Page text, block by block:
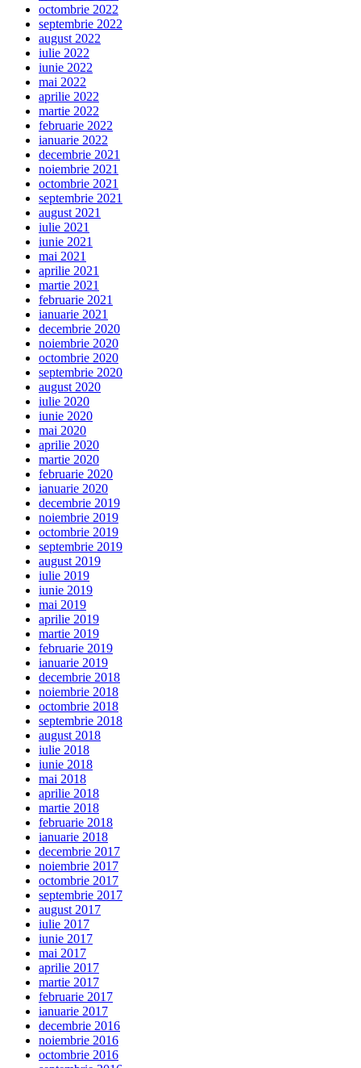
octombrie 2022
septembrie 2022
august 2022
iulie 2022
iunie 2022
mai 2022
aprilie 2022
martie 2022
februarie 2022
ianuarie 2022
decembrie 2021
noiembrie 2021
octombrie 2021
septembrie 2021
august 2021
iulie 2021
iunie 2021
mai 2021
aprilie 2021
martie 2021
februarie 2021
ianuarie 2021
decembrie 2020
noiembrie 2020
octombrie 2020
septembrie 2020
august 2020
iulie 2020
iunie 2020
mai 2020
aprilie 2020
martie 2020
februarie 2020
ianuarie 2020
decembrie 2019
noiembrie 2019
octombrie 2019
septembrie 2019
august 2019
iulie 2019
iunie 2019
mai 2019
aprilie 2019
martie 2019
februarie 2019
ianuarie 2019
decembrie 2018
noiembrie 2018
octombrie 2018
septembrie 2018
august 2018
iulie 2018
iunie 2018
mai 2018
aprilie 2018
martie 2018
februarie 2018
ianuarie 2018
decembrie 2017
noiembrie 2017
octombrie 2017
septembrie 2017
august 2017
iulie 2017
iunie 2017
mai 2017
aprilie 2017
martie 2017
februarie 2017
ianuarie 2017
decembrie 2016
noiembrie 2016
octombrie 2016